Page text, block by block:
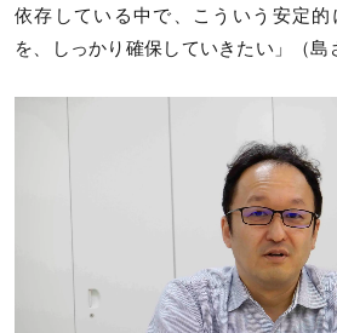
依存している中で、こういう安定
を、しっかり確保していきたい」（島